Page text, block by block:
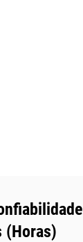
(Horas)